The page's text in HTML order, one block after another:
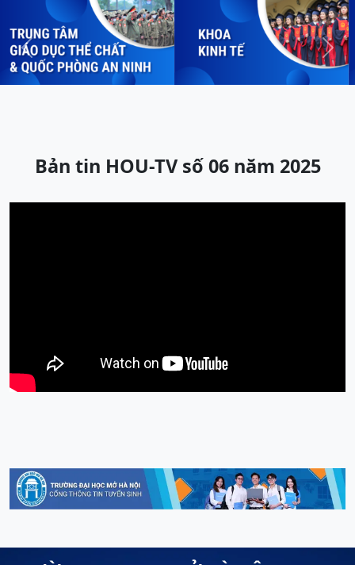
Previous Next
Bản tin HOU-TV số 06 năm 2025